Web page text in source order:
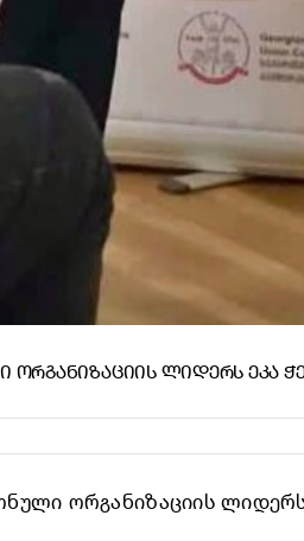
ᲚᲘᲓᲔᲠᲡ ᲔᲙᲐ
ორგანიზაციის